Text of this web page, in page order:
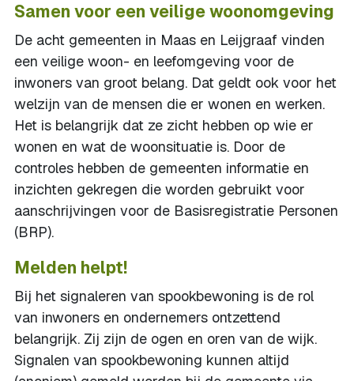
Samen voor een veilige woonomgeving
De acht gemeenten in Maas en Leijgraaf vinden
een veilige woon- en leefomgeving voor de
inwoners van groot belang. Dat geldt ook voor het
welzijn van de mensen die er wonen en werken.
Het is belangrijk dat ze zicht hebben op wie er
wonen en wat de woonsituatie is. Door de
controles hebben de gemeenten informatie en
inzichten gekregen die worden gebruikt voor
aanschrijvingen voor de Basisregistratie Personen
(BRP).
Melden helpt!
Bij het signaleren van spookbewoning is de rol
van inwoners en ondernemers ontzettend
belangrijk. Zij zijn de ogen en oren van de wijk.
Signalen van spookbewoning kunnen altijd